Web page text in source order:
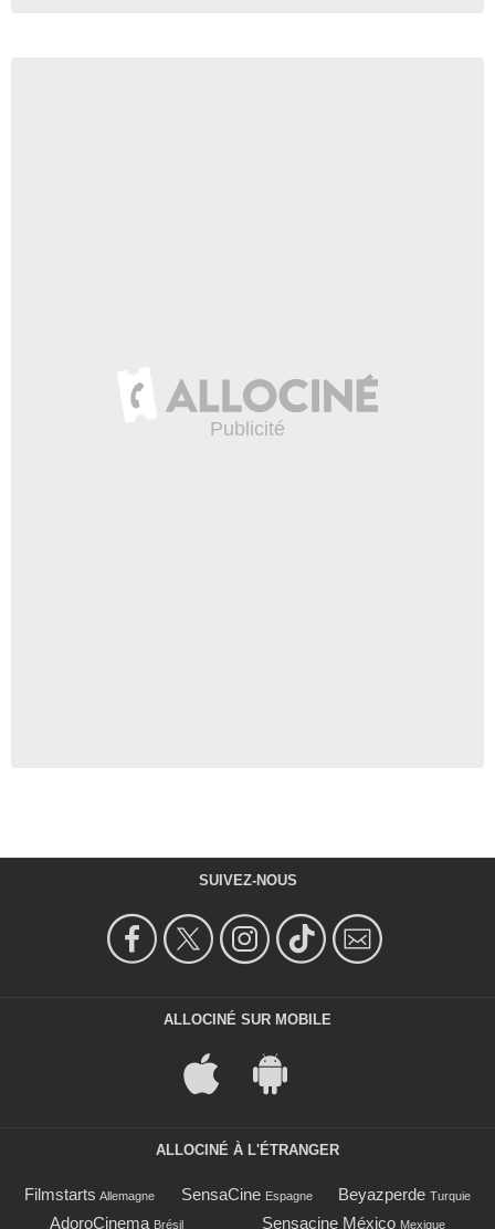
SUIVEZ-NOUS
ALLOCINÉ SUR MOBILE
ALLOCINÉ À L'ÉTRANGER
Filmstarts Allemagne SensaCine Espagne Beyazperde Turquie
AdoroCinema Brésil Sensacine México Mexique